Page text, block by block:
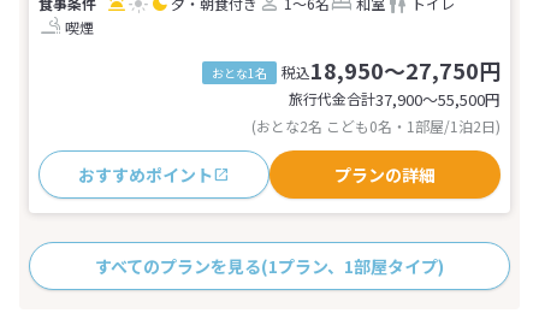
喫煙
おとな1名 税込18,950～27,750円
旅行代金合計37,900〜55,500円
(おとな2名 こども0名・1部屋/1泊2日)
おすすめポイント プランの詳細
すべてのプランを見る(1プラン、1部屋タイプ)